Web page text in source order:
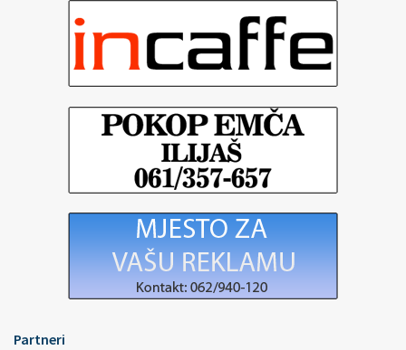
Partneri